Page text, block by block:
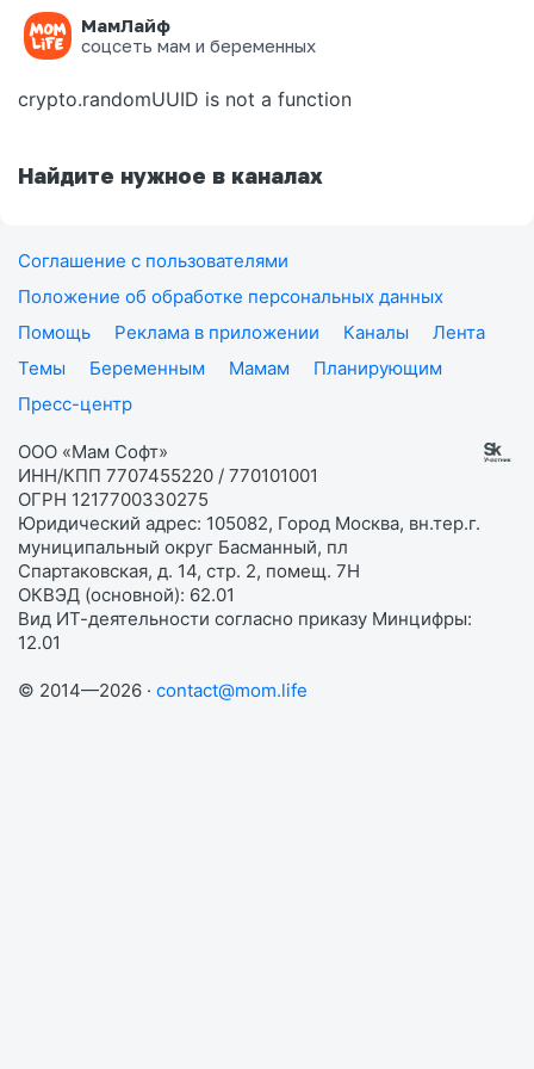
МамЛайф
соцсеть мам и беременных
Ошибка на странице
crypto.randomUUID is not a function
Найдите нужное в каналах
Соглашение с пользователями
Положение об обработке персональных данных
Помощь
Реклама в приложении Каналы
Лента
Темы
Беременным Мамам
Планирующим
Пресс-центр
ООО «Мам Софт»
ИНН/КПП 7707455220 / 770101001
ОГРН 1217700330275
Юридический адрес: 105082, Город Москва, вн.тер.г.
муниципальный округ Басманный, пл
Спартаковская, д. 14, стр. 2, помещ. 7Н
ОКВЭД (основной): 62.01
Вид ИТ-деятельности согласно приказу Минцифры:
12.01
© 2014—2026 · contact@mom.life